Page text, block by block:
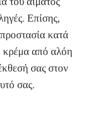
Επίσης,
κατά
από αλόη
σας στον
σας.